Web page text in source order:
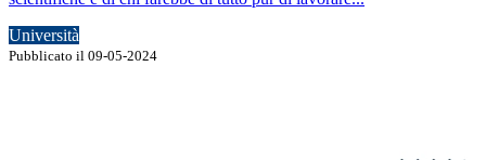
Università
Pubblicato il 09-05-2024